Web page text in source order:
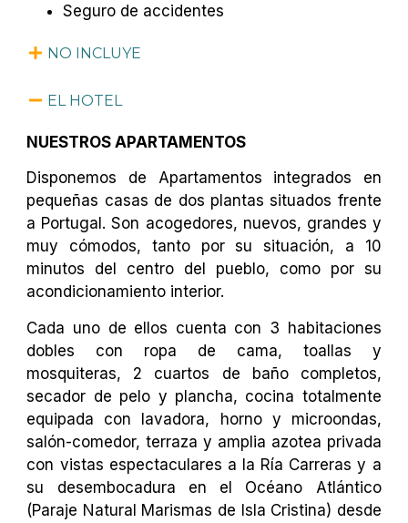
Seguro de accidentes
NO INCLUYE
EL HOTEL
NUESTROS APARTAMENTOS
Disponemos de Apartamentos integrados en
pequeñas casas de dos plantas situados frente
a Portugal. Son acogedores, nuevos, grandes y
muy cómodos, tanto por su situación, a 10
minutos del centro del pueblo, como por su
acondicionamiento interior.
Cada uno de ellos cuenta con 3 habitaciones
dobles con ropa de cama, toallas y
mosquiteras, 2 cuartos de baño completos,
secador de pelo y plancha, cocina totalmente
equipada con lavadora, horno y microondas,
salón-comedor, terraza y amplia azotea privada
con vistas espectaculares a la Ría Carreras y a
su desembocadura en el Océano Atlántico
(Paraje Natural Marismas de Isla Cristina) desde